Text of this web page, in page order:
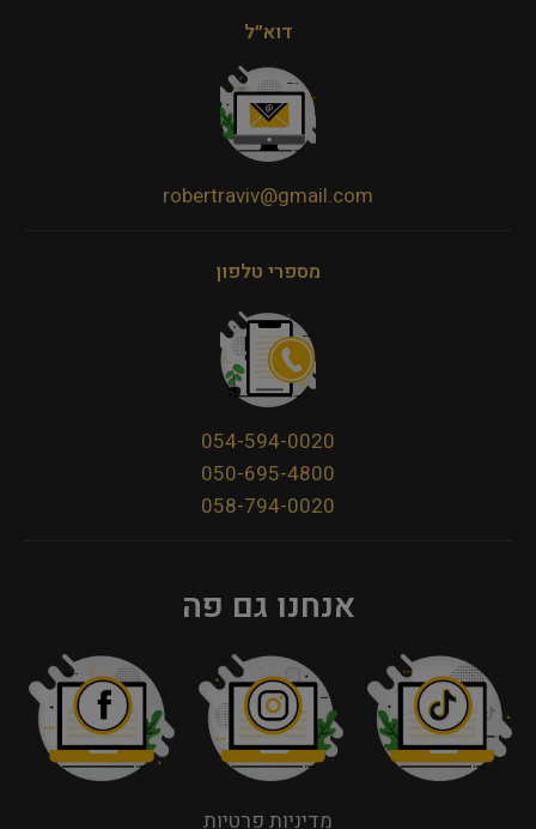
דוא״ל
robertraviv@gmail.com
מספרי טלפון
054-594-0020
050-695-4800
058-794-0020
אנחנו גם פה
מדיניות פרטיות